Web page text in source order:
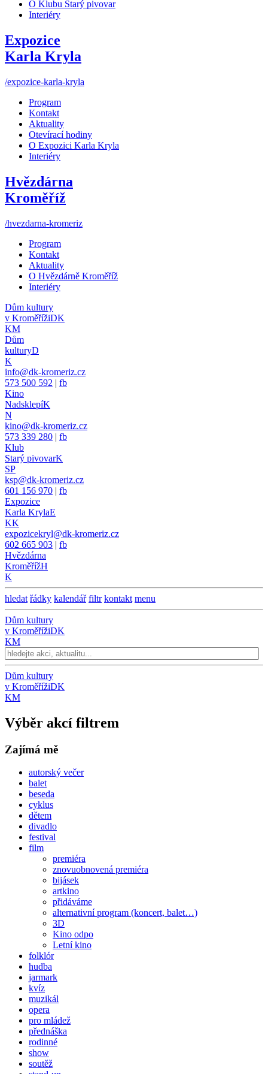
O Klubu Starý pivovar
Interiéry
Expozice
Karla Kryla
/expozice-karla-kryla
Program
Kontakt
Aktuality
Otevírací hodiny
O Expozici Karla Kryla
Interiéry
Hvězdárna
Kroměříž
/hvezdarna-kromeriz
Program
Kontakt
Aktuality
O Hvězdárně Kroměříž
Interiéry
Dům kultury
v KroměřížiDK
KM
Dům
kulturyD
K
info@dk-kromeriz.cz
573 500 592 | fb
Kino
NadsklepíK
N
kino@dk-kromeriz.cz
573 339 280 | fb
Klub
Starý pivovarK
SP
ksp@dk-kromeriz.cz
601 156 970 | fb
Expozice
Karla KrylaE
KK
expozicekryl@dk-kromeriz.cz
602 665 903 | fb
Hvězdárna
KroměřížH
K
hledat řádky kalendář filtr kontakt menu
Dům kultury
v KroměřížiDK
KM
Dům kultury
v KroměřížiDK
KM
Výběr akcí filtrem
Zajímá mě
autorský večer
balet
beseda
cyklus
dětem
divadlo
festival
film
premiéra
znovuobnovená premiéra
bijásek
artkino
přidáváme
alternativní program (koncert, balet…)
3D
Kino odpo
Letní kino
folklór
hudba
jarmark
kvíz
muzikál
opera
pro mládež
přednáška
rodinné
show
soutěž